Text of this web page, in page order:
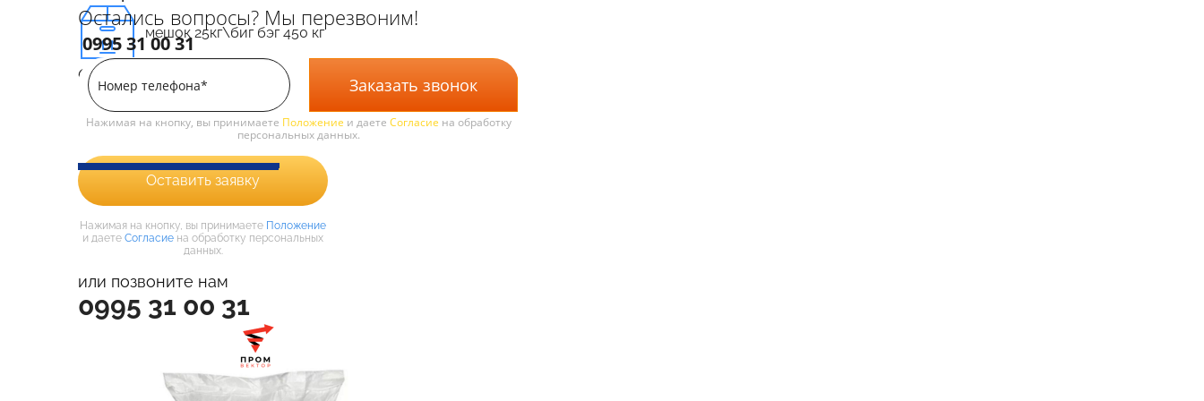
мешок 25кг\биг бэг 450 кг
Оставьте заявку, чтобы узнать цену:
Оставить заявку
Нажимая на кнопку, вы принимаете Положение
и даете Согласие на обработку персональных
данных.
или позвоните нам
0995 31 00 31
Остались вопросы? Мы перезвоним!
0995 31 00 31
Заказать звонок
Нажимая на кнопку, вы принимаете Положение и даете Согласие на обработку
персональных данных.